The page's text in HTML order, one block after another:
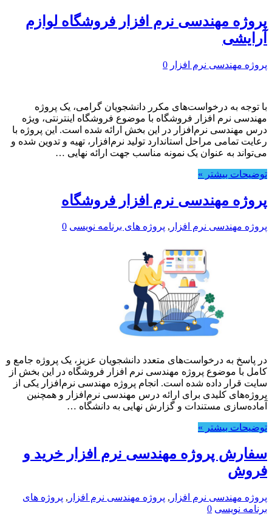
پروژه مهندسی نرم افزار فروشگاه لوازم
آرایشی
پروژه مهندسی نرم افزار 0
با توجه به درخواست‌های مکرر دانشجویان گرامی، یک پروژه
مهندسی نرم افزار فروشگاه با موضوع فروشگاه اینترنتی، ویژه
درس مهندسی نرم‌افزار در این بخش ارائه شده است. این پروژه با
رعایت تمامی مراحل استاندارد تولید نرم‌افزار، تهیه و تدوین شده و
می‌تواند به عنوان یک نمونه مناسب جهت ارائه نهایی …
توضیحات بیشتر »
پروژه مهندسی نرم افزار فروشگاه
پروژه مهندسی نرم افزار , پروژه های برنامه نویسی 0
در پاسخ به درخواست‌های متعدد دانشجویان عزیز، یک پروژه جامع و
کامل با موضوع پروژه مهندسی نرم افزار فروشگاه در این بخش از
سایت قرار داده شده است. انجام پروژه مهندسی نرم‌افزار یکی از
پروژه‌های کلیدی برای ارائه درس مهندسی نرم‌افزار و همچنین
آماده‌سازی مستندات و گزارش نهایی به دانشگاه …
توضیحات بیشتر »
سفارش پروژه مهندسی نرم افزار خرید و
فروش
پروژه مهندسی نرم افزار , پروژه مهندسی نرم افزار , پروژه های
برنامه نویسی 0